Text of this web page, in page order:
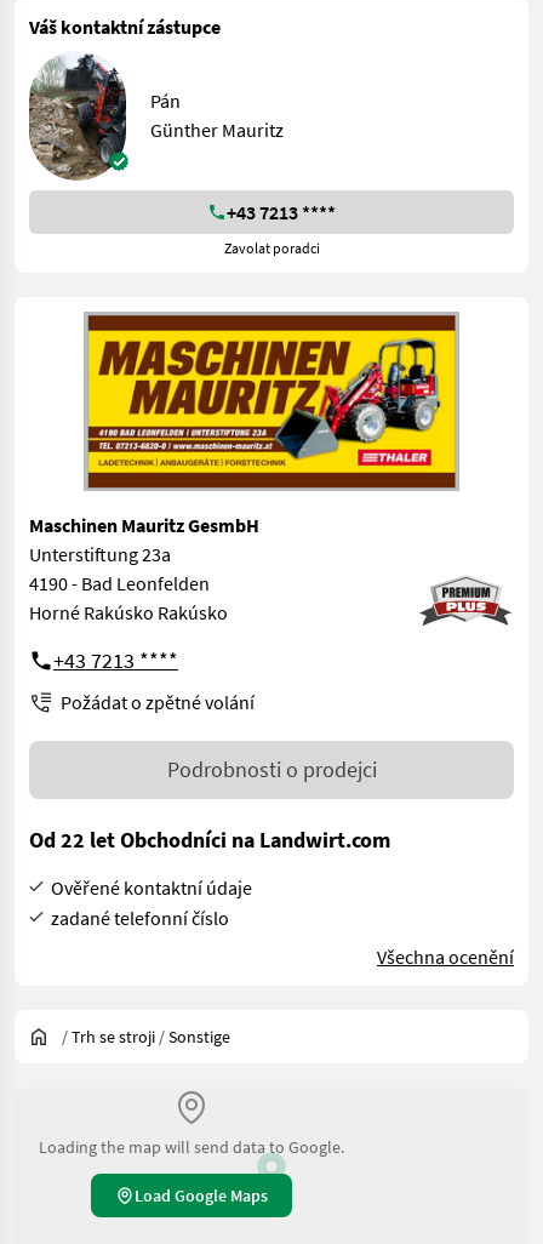
Váš kontaktní zástupce
Pán
Günther Mauritz
+43 7213 ****
Zavolat poradci
Maschinen Mauritz GesmbH
Unterstiftung 23a
4190 - Bad Leonfelden
Horné Rakúsko Rakúsko
+43 7213 ****
Požádat o zpětné volání
Podrobnosti o prodejci
Od 22 let Obchodníci na Landwirt.com
Ověřené kontaktní údaje
zadané telefonní číslo
Všechna ocenění
/Trh se stroji /Sonstige
Loading the map will send data to Google.
Load Google Maps